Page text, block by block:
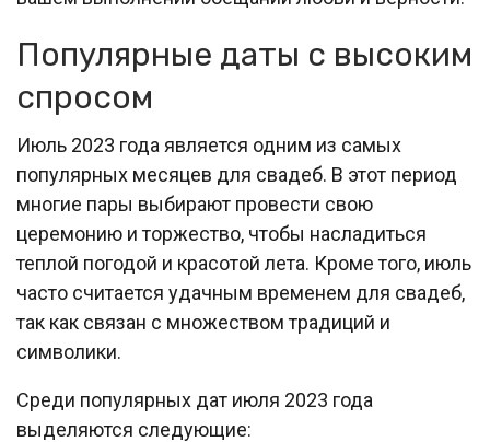
Популярные даты с высоким
спросом
Июль 2023 года является одним из самых
популярных месяцев для свадеб. В этот период
многие пары выбирают провести свою
церемонию и торжество, чтобы насладиться
теплой погодой и красотой лета. Кроме того, июль
часто считается удачным временем для свадеб,
так как связан с множеством традиций и
символики.
Среди популярных дат июля 2023 года
выделяются следующие: